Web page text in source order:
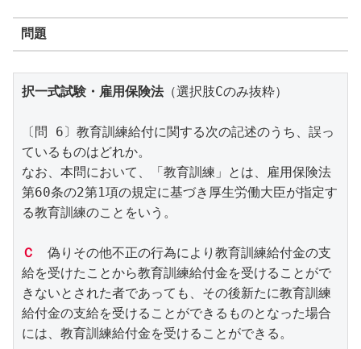
問題
択一式試験・雇用保険法（選択肢Cのみ抜粋）
〔問 6〕教育訓練給付に関する次の記述のうち、誤っ
ているものはどれか。
なお、本問において、「教育訓練」とは、雇用保険法
第60条の2第1項の規定に基づき厚生労働大臣が指定す
る教育訓練のことをいう。
Ｃ
偽りその他不正の行為により教育訓練給付金の支
給を受けたことから教育訓練給付金を受けることがで
きないとされた者であっても、その後新たに教育訓練
給付金の支給を受けることができるものとなった場合
には、教育訓練給付金を受けることができる。